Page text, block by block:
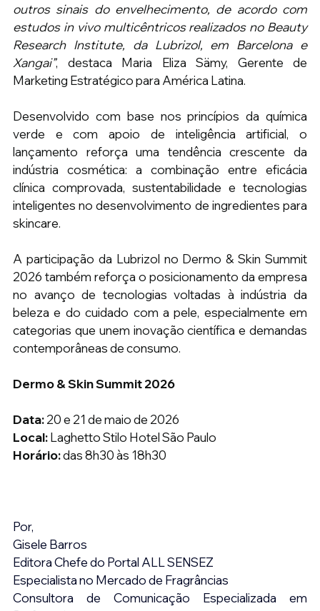
outros sinais do envelhecimento, de acordo com
estudos in vivo multicêntricos realizados no Beauty
Research Institute, da Lubrizol, em Barcelona e
Xangai”, destaca Maria Eliza Sämy, Gerente de
Marketing Estratégico para América Latina.
Desenvolvido com base nos princípios da química
verde e com apoio de inteligência artificial, o
lançamento reforça uma tendência crescente da
indústria cosmética: a combinação entre eficácia
clínica comprovada, sustentabilidade e tecnologias
inteligentes no desenvolvimento de ingredientes para
skincare.
A participação da Lubrizol no Dermo & Skin Summit
2026 também reforça o posicionamento da empresa
no avanço de tecnologias voltadas à indústria da
beleza e do cuidado com a pele, especialmente em
categorias que unem inovação científica e demandas
contemporâneas de consumo.
Dermo & Skin Summit 2026
Data: 20 e 21 de maio de 2026
Local: Laghetto Stilo Hotel São Paulo
Horário: das 8h30 às 18h30
Por,
Gisele Barros
Editora Chefe do Portal ALL SENSEZ
Especialista no Mercado de Fragrâncias
Consultora de Comunicação Especializada em